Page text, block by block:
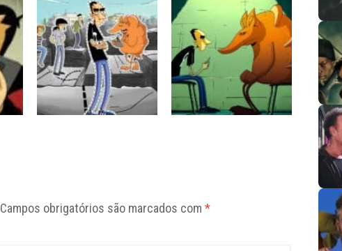
Campos obrigatórios são marcados com *